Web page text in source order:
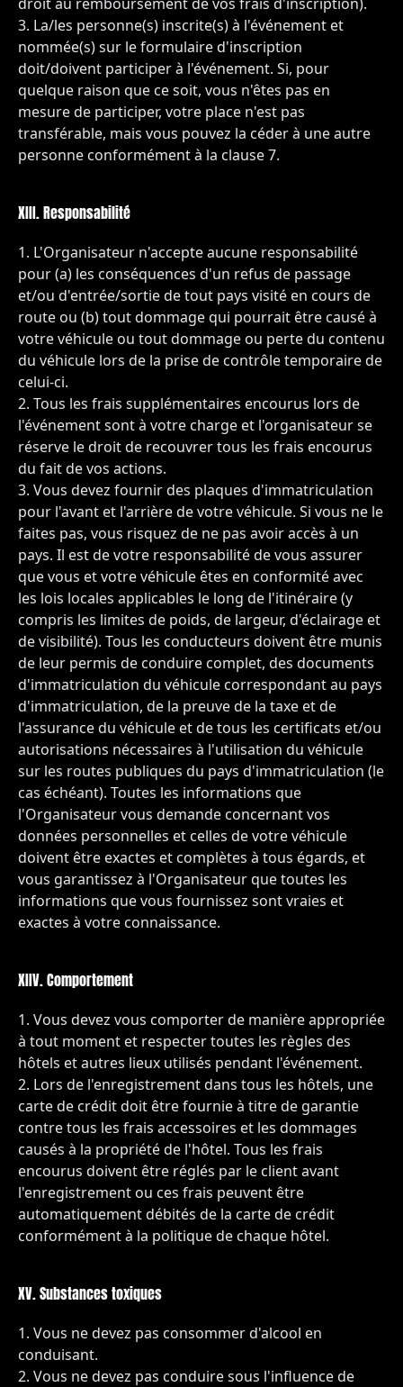
La/les personne(s) inscrite(s) à l'événement et
nommée(s) sur le formulaire d'inscription
doit/doivent participer à l'événement. Si, pour
quelque raison que ce soit, vous n'êtes pas en
mesure de participer, votre place n'est pas
transférable, mais vous pouvez la céder à une autre
personne conformément à la clause 7.
XIII. Responsabilité
L'Organisateur n'accepte aucune responsabilité
pour (a) les conséquences d'un refus de passage
et/ou d'entrée/sortie de tout pays visité en cours de
route ou (b) tout dommage qui pourrait être causé à
votre véhicule ou tout dommage ou perte du contenu
du véhicule lors de la prise de contrôle temporaire de
celui-ci.
Tous les frais supplémentaires encourus lors de
l'événement sont à votre charge et l'organisateur se
réserve le droit de recouvrer tous les frais encourus
du fait de vos actions.
Vous devez fournir des plaques d'immatriculation
pour l'avant et l'arrière de votre véhicule. Si vous ne le
faites pas, vous risquez de ne pas avoir accès à un
pays. Il est de votre responsabilité de vous assurer
que vous et votre véhicule êtes en conformité avec
les lois locales applicables le long de l'itinéraire (y
compris les limites de poids, de largeur, d'éclairage et
de visibilité). Tous les conducteurs doivent être munis
de leur permis de conduire complet, des documents
d'immatriculation du véhicule correspondant au pays
d'immatriculation, de la preuve de la taxe et de
l'assurance du véhicule et de tous les certificats et/ou
autorisations nécessaires à l'utilisation du véhicule
sur les routes publiques du pays d'immatriculation (le
cas échéant). Toutes les informations que
l'Organisateur vous demande concernant vos
données personnelles et celles de votre véhicule
doivent être exactes et complètes à tous égards, et
vous garantissez à l'Organisateur que toutes les
informations que vous fournissez sont vraies et
exactes à votre connaissance.
XIIV. Comportement
Vous devez vous comporter de manière appropriée
à tout moment et respecter toutes les règles des
hôtels et autres lieux utilisés pendant l'événement.
Lors de l'enregistrement dans tous les hôtels, une
carte de crédit doit être fournie à titre de garantie
contre tous les frais accessoires et les dommages
causés à la propriété de l'hôtel. Tous les frais
encourus doivent être réglés par le client avant
l'enregistrement ou ces frais peuvent être
automatiquement débités de la carte de crédit
conformément à la politique de chaque hôtel.
XV. Substances toxiques
Vous ne devez pas consommer d'alcool en
conduisant.
Vous ne devez pas conduire sous l'influence de